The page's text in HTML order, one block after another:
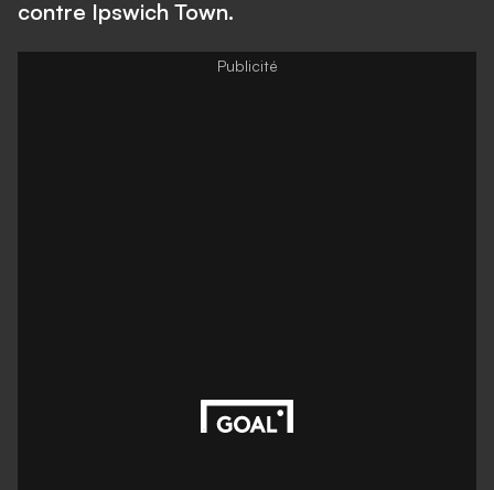
contre Ipswich Town.